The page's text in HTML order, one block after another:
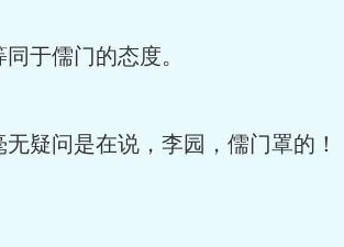
于儒门的态度。
问是在说，李园，儒门罩的！